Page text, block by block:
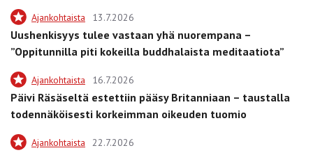
Ajankohtaista 13.7.2026
Uushenkisyys tulee vastaan yhä nuorempana –
”Oppitunnilla piti kokeilla buddhalaista meditaatiota”
Ajankohtaista 16.7.2026
Päivi Räsäseltä estettiin pääsy Britanniaan – taustalla
todennäköisesti korkeimman oikeuden tuomio
Ajankohtaista 22.7.2026